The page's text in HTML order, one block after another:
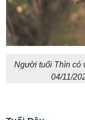
Người tuổi Thìn có
04/11/